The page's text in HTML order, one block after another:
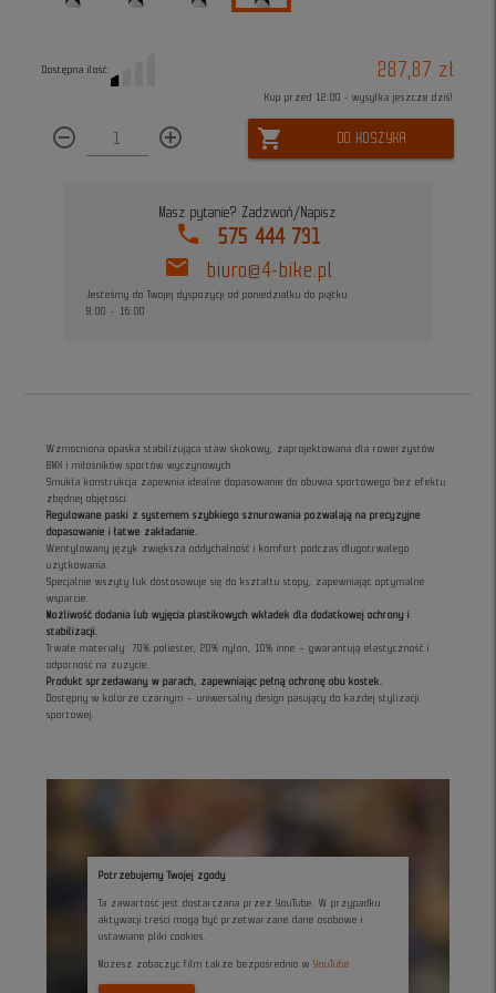
Dostępna ilość: 287,87 zł
Kup przed 12:00 - wysyłka jeszcze dziś!
remove_circle_outline add_circle_outline shopping_cart DO KOSZYKA
Masz pytanie? Zadzwoń/Napisz
phone 575 444 731
mail biuro@4-bike.pl
Jesteśmy do Twojej dyspozycji od poniedziałku do piątku
8:00 - 16:00
Wzmocniona opaska stabilizująca staw skokowy, zaprojektowana dla rowerzystów
BMX i miłośników sportów wyczynowych.
Smukła konstrukcja zapewnia idealne dopasowanie do obuwia sportowego bez efektu
zbędnej objętości.
Regulowane paski z systemem szybkiego sznurowania pozwalają na precyzyjne
dopasowanie i łatwe zakładanie.
Wentylowany język zwiększa oddychalność i komfort podczas długotrwałego
użytkowania.
Specjalnie wszyty łuk dostosowuje się do kształtu stopy, zapewniając optymalne
wsparcie.
Możliwość dodania lub wyjęcia plastikowych wkładek dla dodatkowej ochrony i
stabilizacji.
Trwałe materiały: 70% poliester, 20% nylon, 10% inne – gwarantują elastyczność i
odporność na zużycie.
Produkt sprzedawany w parach, zapewniając pełną ochronę obu kostek.
Dostępny w kolorze czarnym – uniwersalny design pasujący do każdej stylizacji
sportowej.
Potrzebujemy Twojej zgody
Ta zawartość jest dostarczana przez YouTube. W przypadku
aktywacji treści mogą być przetwarzane dane osobowe i
ustawiane pliki cookies.
Możesz zobaczyc film także bezpośrednio w YouTube